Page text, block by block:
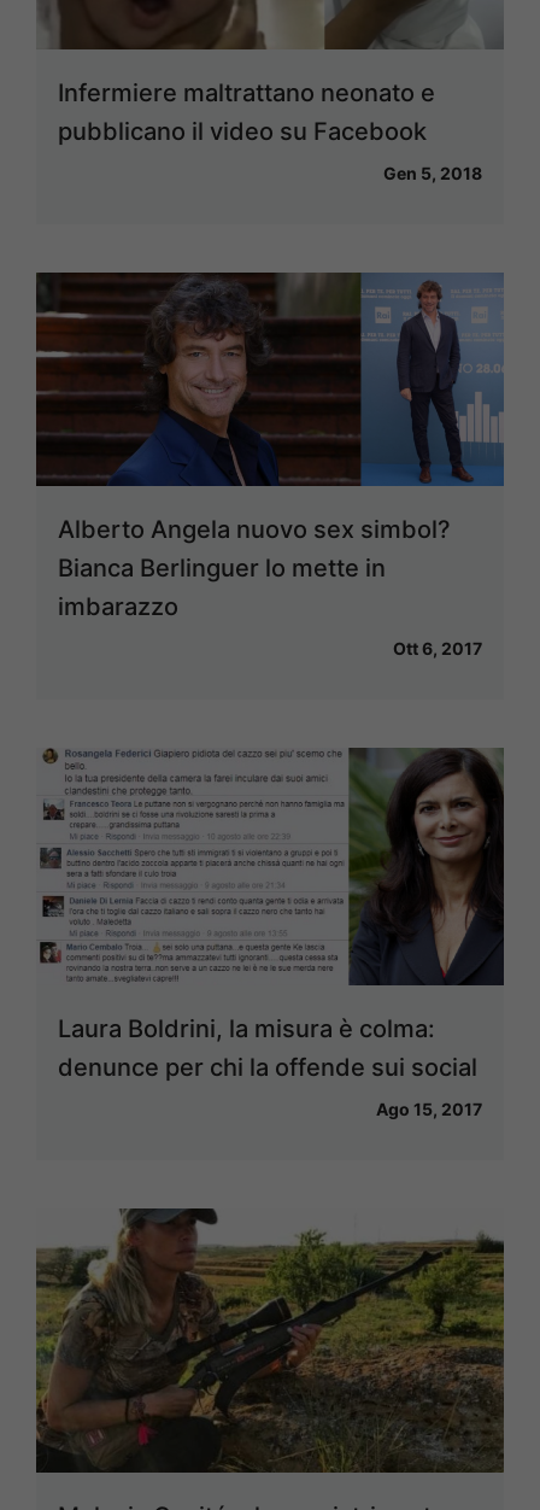
Infermiere maltrattano neonato e
pubblicano il video su Facebook
Gen 5, 2018
Alberto Angela nuovo sex simbol?
Bianca Berlinguer lo mette in
imbarazzo
Ott 6, 2017
Laura Boldrini, la misura è colma:
denunce per chi la offende sui social
Ago 15, 2017